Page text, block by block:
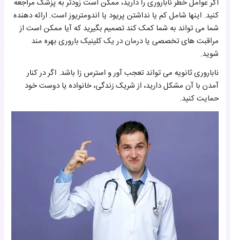
اگر عوامل خطر ناباروری را دارید، ممکن است زودتر به پزشک مراجعه
کنید. اینها شامل کم یا نداشتن پریود یا اندومتریوز است. ارائه دهنده
شما می تواند به شما کمک کند تصمیم بگیرید که آیا ممکن است از
مراقبت های تخصصی یا درمان در یک کلینیک باروری بهره مند
شوید.
ناباروری ثانویه می تواند تعجب آور و استرس زا باشد. اگر در کنار
آمدن با آن مشکل دارید، از شریک زندگی، خانواده یا دوست خود
حمایت کنید.